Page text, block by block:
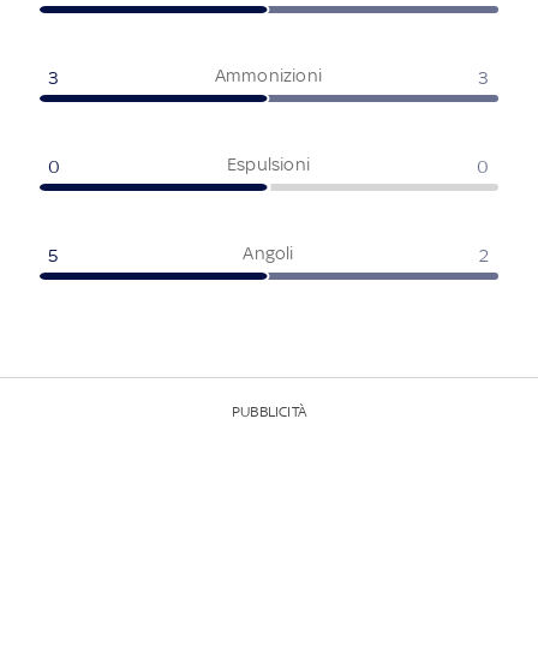
Ammonizioni
3 3
Espulsioni
0 0
Angoli
5 2
PUBBLICITÀ